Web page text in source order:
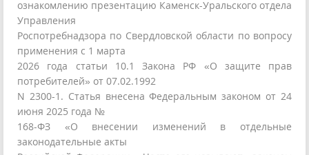
ознакомлению презентацию Каменск-Уральского отдела
Управления
Роспотребнадзора по Свердловской области по вопросу
применения с 1 марта
2026 года статьи 10.1 Закона РФ «О защите прав
потребителей» от 07.02.1992
N 2300-1. Статья внесена Федеральным законом от 24
июня 2025 года №
168-ФЗ «О внесении изменений в отдельные
законодательные акты